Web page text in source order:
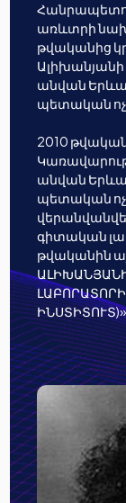
առևտրի
թվականից
Ալիխանյանի
անվան
պետական ոչ
2010
անվան
պետական ոչ
գիտական
թվականին